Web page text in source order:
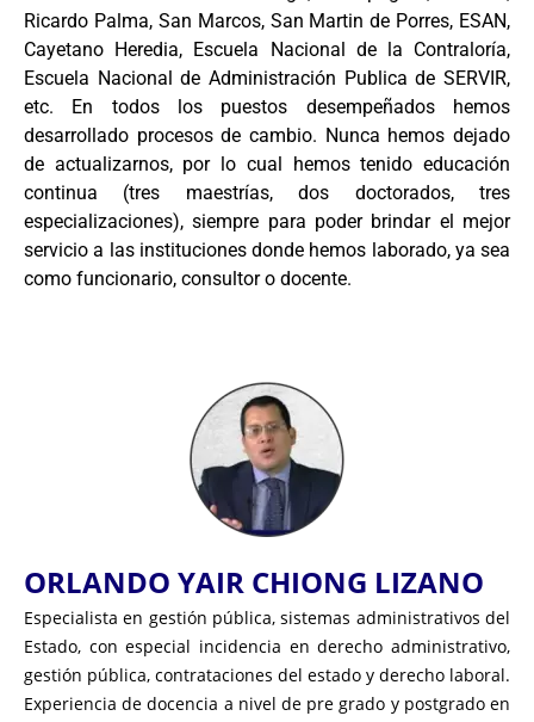
Ricardo Palma, San Marcos, San Martin de Porres, ESAN,
Cayetano Heredia, Escuela Nacional de la Contraloría,
Escuela Nacional de Administración Publica de SERVIR,
etc. En todos los puestos desempeñados hemos
desarrollado procesos de cambio. Nunca hemos dejado
de actualizarnos, por lo cual hemos tenido educación
continua (tres maestrías, dos doctorados, tres
especializaciones), siempre para poder brindar el mejor
servicio a las instituciones donde hemos laborado, ya sea
como funcionario, consultor o docente.
ORLANDO YAIR CHIONG LIZANO
Especialista en gestión pública, sistemas administrativos del
Estado, con especial incidencia en derecho administrativo,
gestión pública, contrataciones del estado y derecho laboral.
Experiencia de docencia a nivel de pre grado y postgrado en